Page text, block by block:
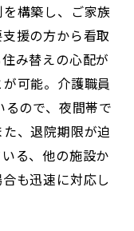
構築し、ご家族
援の方から看取
み替えの心配が
可能。介護職員
ので、夜間帯で
、退院期限が迫
る、他の施設か
も迅速に対応し